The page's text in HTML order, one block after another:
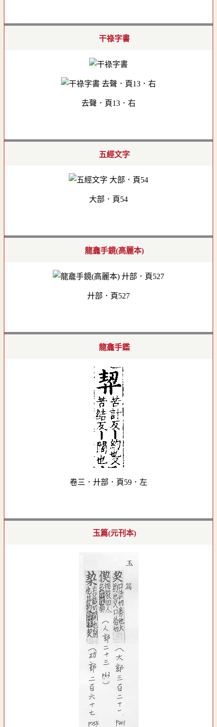
干祿字書
去聲．頁13．右
五經文字
大部．頁54
龍龕手鏡(高麗本)
廾部．頁527
龍龕手鑑
卷三．廾部．頁59．左
玉篇(元刊本)